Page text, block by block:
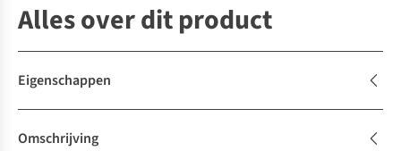
Alles over dit product
Eigenschappen
Omschrijving